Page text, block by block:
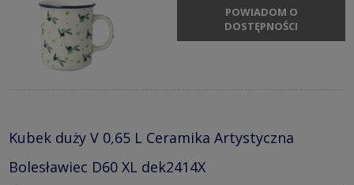
POWIADOM O
DOSTĘPNOŚCI
Kubek duży V 0,65 L Ceramika Artystyczna
Bolesławiec D60 XL dek2414X